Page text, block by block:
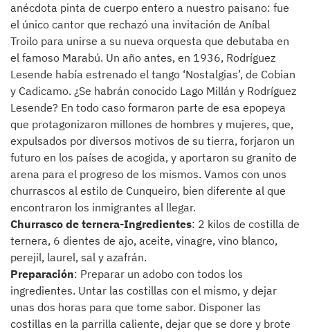
anécdota pinta de cuerpo entero a nuestro paisano: fue
el único cantor que rechazó una invitación de Aníbal
Troilo para unirse a su nueva orquesta que debutaba en
el famoso Marabú. Un año antes, en 1936, Rodríguez
Lesende había estrenado el tango ‘Nostalgias’, de Cobian
y Cadicamo. ¿Se habrán conocido Lago Millán y Rodríguez
Lesende? En todo caso formaron parte de esa epopeya
que protagonizaron millones de hombres y mujeres, que,
expulsados por diversos motivos de su tierra, forjaron un
futuro en los países de acogida, y aportaron su granito de
arena para el progreso de los mismos. Vamos con unos
churrascos al estilo de Cunqueiro, bien diferente al que
encontraron los inmigrantes al llegar.
Churrasco de ternera-Ingredientes: 2 kilos de costilla de
ternera, 6 dientes de ajo, aceite, vinagre, vino blanco,
perejil, laurel, sal y azafrán.
Preparación: Preparar un adobo con todos los
ingredientes. Untar las costillas con el mismo, y dejar
unas dos horas para que tome sabor. Disponer las
costillas en la parrilla caliente, dejar que se dore y brote